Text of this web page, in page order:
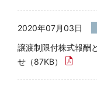
2020年07月03日
譲渡制限付株式報酬
せ（87KB）